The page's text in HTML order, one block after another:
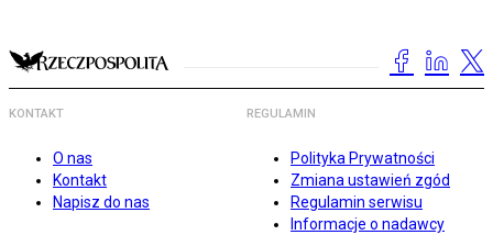
KONTAKT
O nas
Kontakt
Napisz do nas
REGULAMIN
Polityka Prywatności
Zmiana ustawień zgód
Regulamin serwisu
Informacje o nadawcy